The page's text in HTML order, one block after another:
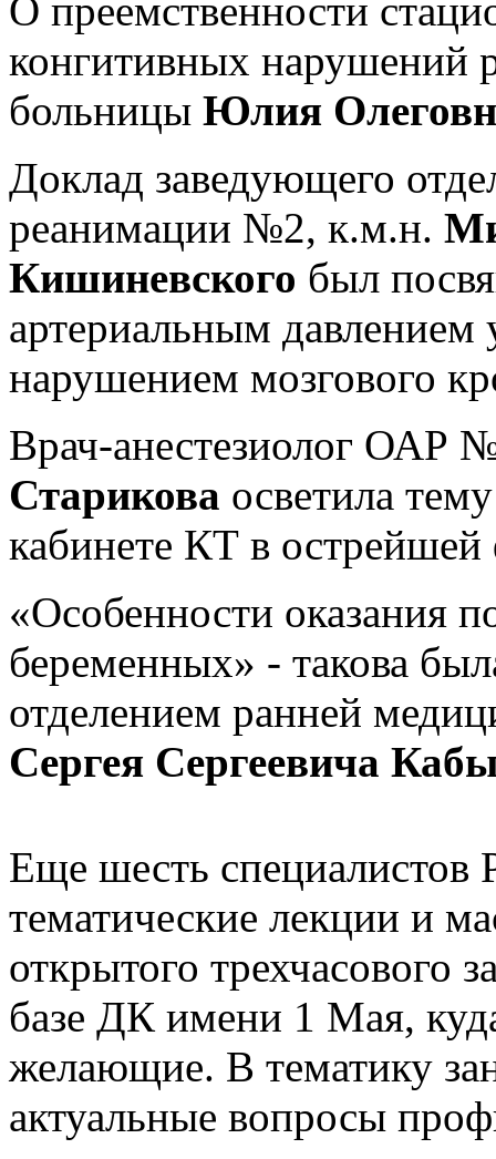
О преемственности
конгитивных нарушений
больницы Юлия
Доклад заведующего
реанимации №2, к.м.н.
Кишиневского был
артериальным давлением
нарушением мозгового
Врач-анестезиолог ОАР
Старикова осветила
кабинете КТ в острейшей
«Особенности оказания
беременных» - такова
отделением ранней
Сергея Сергеевича
Еще шесть
тематические лекции и
открытого трехчасового
базе ДК имени 1 Мая,
желающие. В тематику
актуальные вопросы